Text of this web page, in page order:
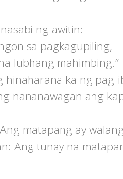
ng awitin:
sa pagkagupiling,
lubhang mahimbing.”
hinaharana ka ng pag-
nananawagan ang
matapang ay
Ang tunay na